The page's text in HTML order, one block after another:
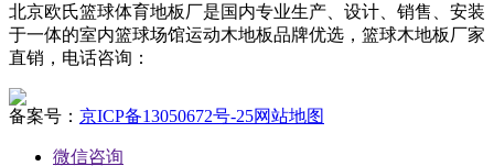
北京欧氏篮球体育地板厂是国内专业生产、设计、销售、安装
于一体的室内篮球场馆运动木地板品牌优选，篮球木地板厂家
直销，电话咨询：
备案号： 京ICP备13050672号-25网站地图
微信咨询